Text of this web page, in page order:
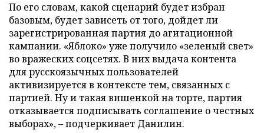
По его словам, какой сценарий будет избран
базовым, будет зависеть от того, дойдет ли
зарегистрированная партия до агитационной
кампании. «Яблоко» уже получило «зеленый свет»
во вражеских соцсетях. В них выдача контента
для русскоязычных пользователей
активизируется в контексте тем, связанных с
партией. Ну и такая вишенкой на торте, партия
отказывается подписывать соглашение о честных
выборах», – подчеркивает Данилин.